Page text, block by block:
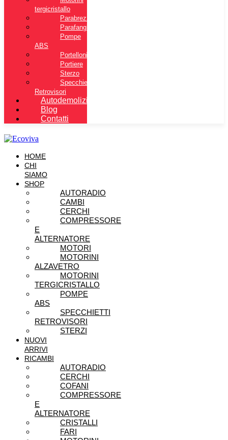
tergicristallo
Parabrezza
Parafanghi
Pompe
ABS
Portelloni
Portiere
Sterzo
Specchietti
Retrovisori
Autodemolizione
Blog
Contatti
HOME
CHI
SIAMO
SHOP
AUTORADIO
CAMBI
CERCHI
COMPRESSORE
E
ALTERNATORE
MOTORI
MOTORINI
ALZAVETRO
MOTORINI
TERGICRISTALLO
POMPE
ABS
SPECCHIETTI
RETROVISORI
STERZI
NUOVI
ARRIVI
RICAMBI
AUTORADIO
CERCHI
COFANI
COMPRESSORE
E
ALTERNATORE
CRISTALLI
FARI